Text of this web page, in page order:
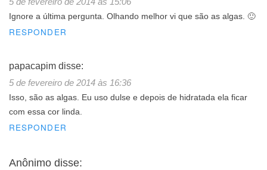
Ignore a última pergunta. Olhando melhor vi que são as algas. 🙂
RESPONDER
papacapim disse:
5 de fevereiro de 2014 às 16:36
Isso, são as algas. Eu uso dulse e depois de hidratada ela ficar
com essa cor linda.
RESPONDER
Anônimo disse: